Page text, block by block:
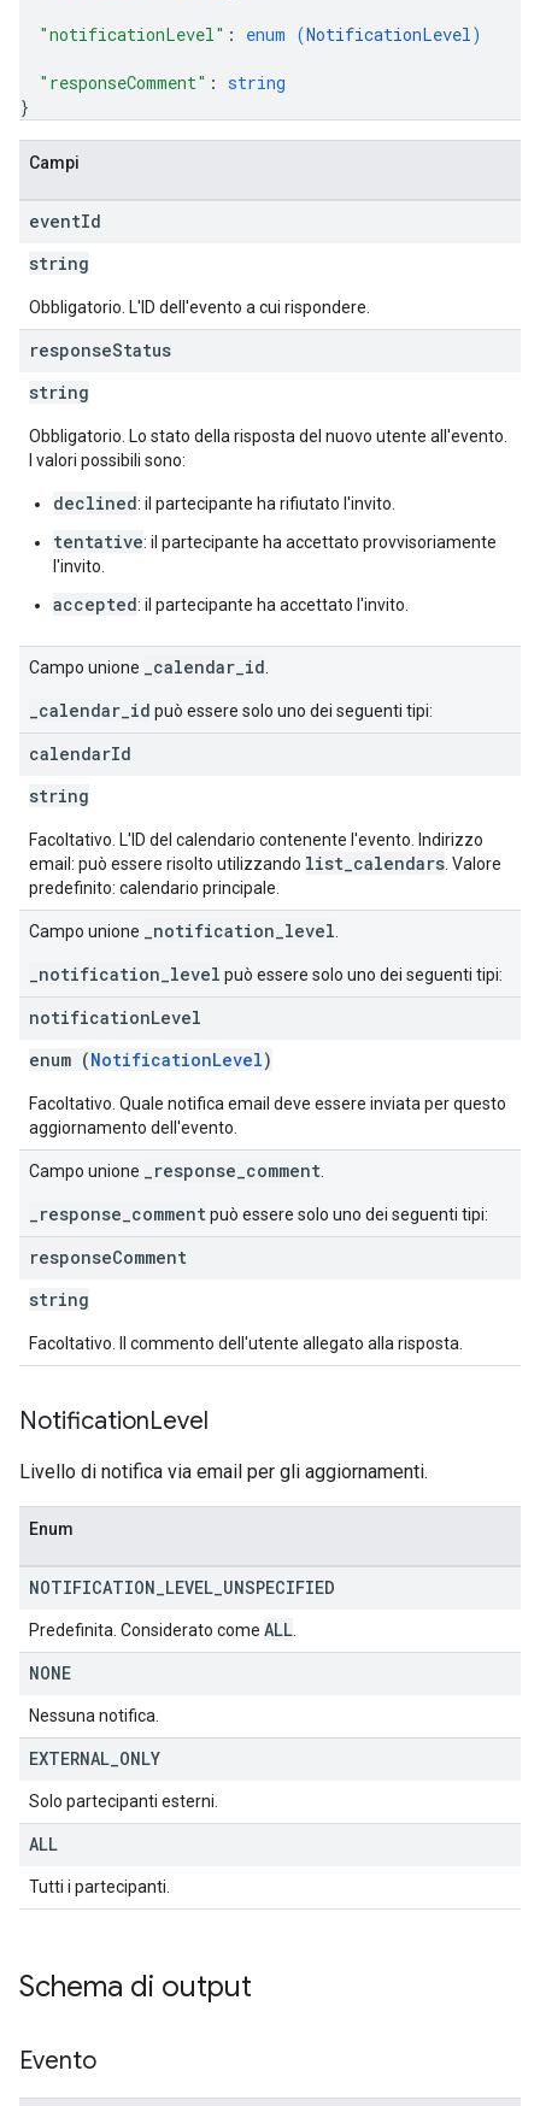
"notificationLevel" : enum (NotificationLevel)
"responseComment" : string
}
Campi
eventId
string
Obbligatorio. L'ID dell'evento a cui rispondere.
responseStatus
string
Obbligatorio. Lo stato della risposta del nuovo utente all'evento.
I valori possibili sono:
declined: il partecipante ha rifiutato l'invito.
tentative: il partecipante ha accettato provvisoriamente
l'invito.
accepted: il partecipante ha accettato l'invito.
Campo unione _calendar_id
_calendar_id può essere solo uno dei seguenti tipi:
calendarId
string
Facoltativo. L'ID del calendario contenente l'evento. Indirizzo
email: può essere risolto utilizzando list_calendars . Valore
predefinito: calendario principale.
Campo unione _notification_level
_notification_level può essere solo uno dei seguenti tipi:
notificationLevel
enum (NotificationLevel)
Facoltativo. Quale notifica email deve essere inviata per questo
aggiornamento dell'evento.
Campo unione _response_comment
_response_commentpuò essere solo uno dei seguenti tipi:
responseComment
string
Facoltativo. Il commento dell'utente allegato alla risposta.
NotificationLevel
Livello di notifica via email per gli aggiornamenti.
Enum
NOTIFICATION LEVEL UNSPECIFIED
Predefinita. Considerato come ALL
NONE
Nessuna notifica.
EXTERNAL ONLY
Solo partecipanti esterni.
ALL
Tutti i partecipanti.
Schema di output
Evento